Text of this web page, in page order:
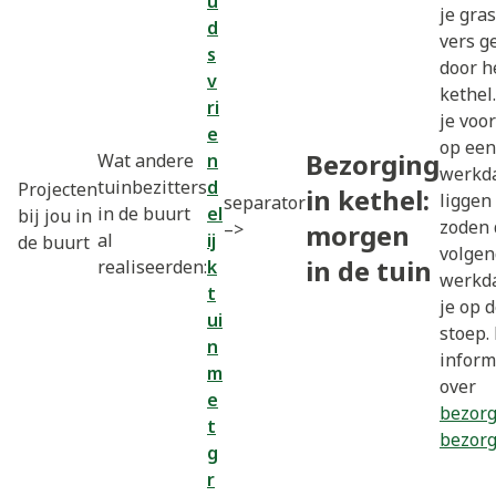
Projecten
bij jou in
de buurt
Wat andere
tuinbezitters
in de buurt
al
realiseerden:
d
s
v
ri
e
n
d
el
ij
k
t
ui
n
m
e
t
g
r
separator
–>
Bezorging
in kethel:
morgen
in de tuin
je
vers
door
je
op een
liggen
zoden
je op
stoep.
over